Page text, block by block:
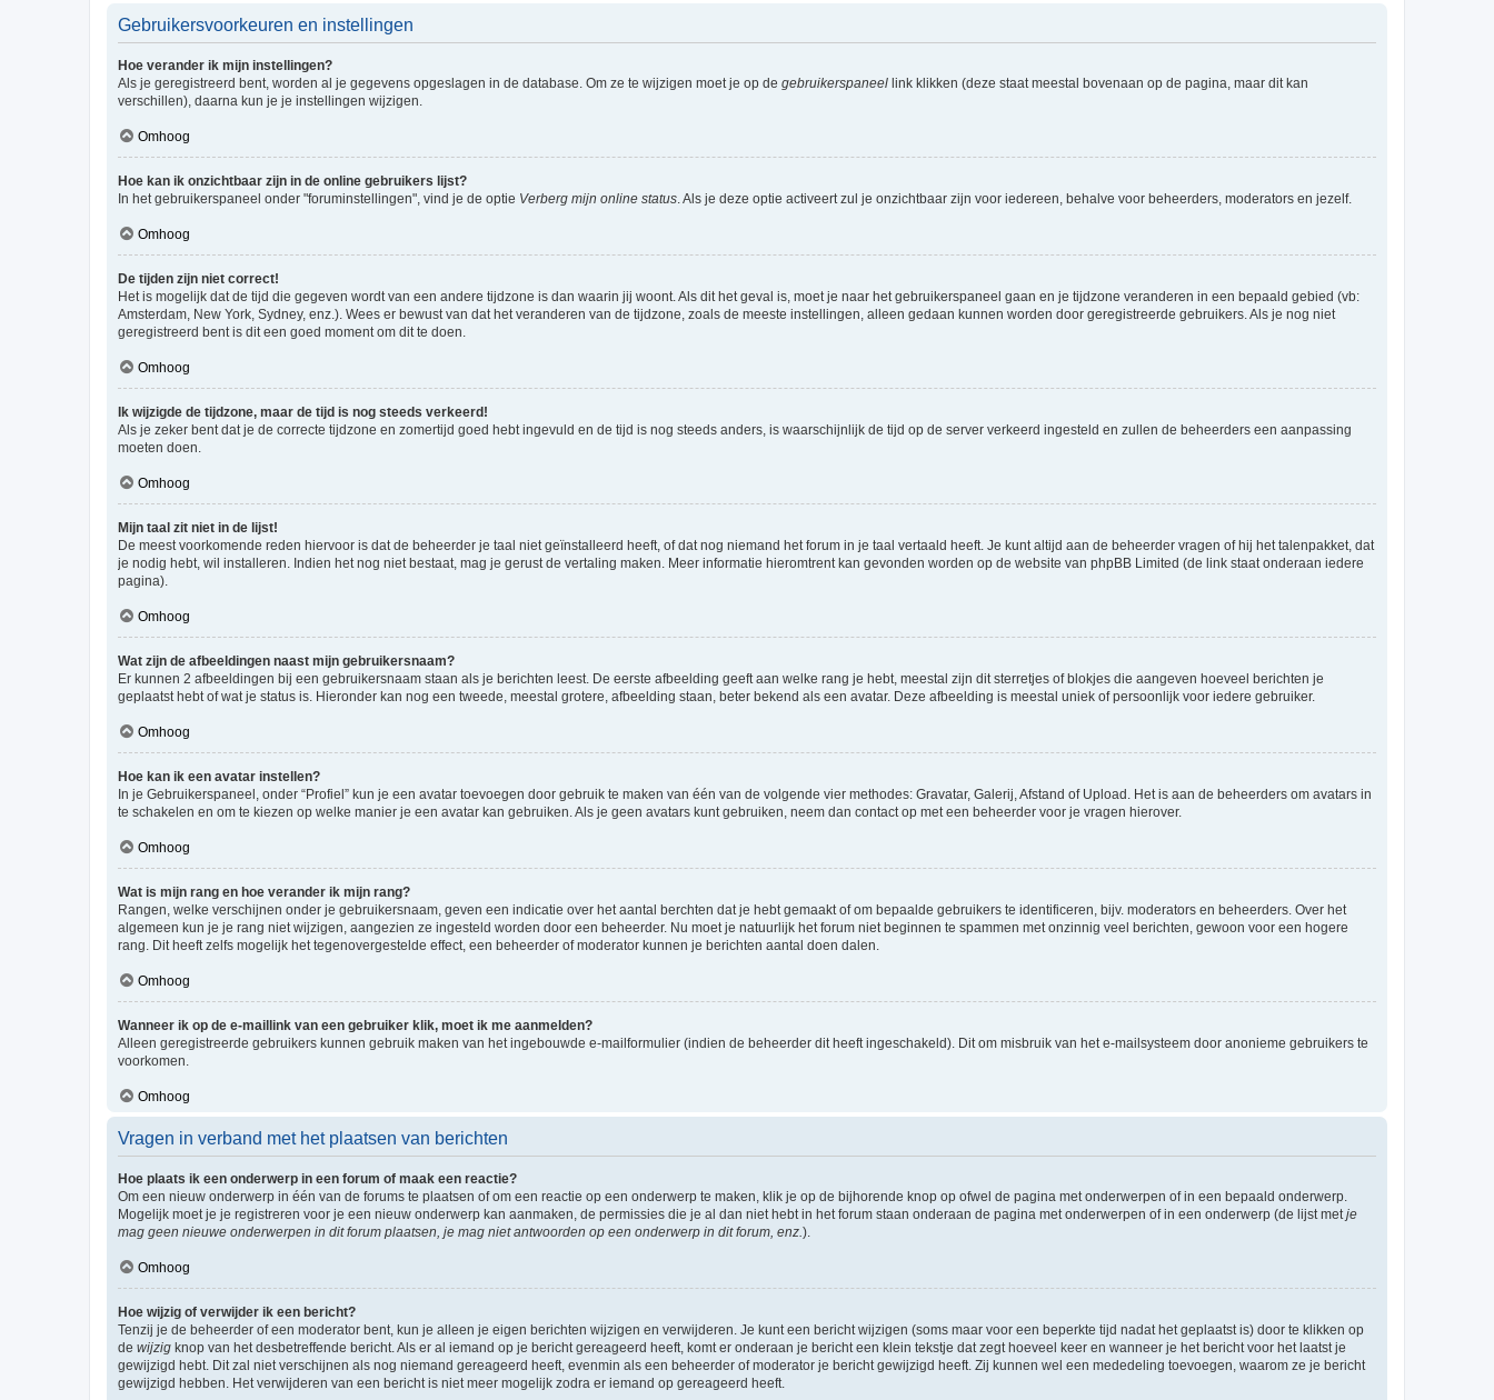
Gebruikersvoorkeuren en instellingen
Hoe verander ik mijn instellingen?
Als je geregistreerd bent, worden al je gegevens opgeslagen in de database. Om ze te wijzigen moet je op de gebruikerspaneel link klikken (deze staat meestal bovenaan op de pagina, maar dit kan
verschillen), daarna kun je je instellingen wijzigen.
Omhoog
Hoe kan ik onzichtbaar zijn in de online gebruikers lijst?
In het gebruikerspaneel onder "foruminstellingen", vind je de optie Verberg mijn online status . Als je deze optie activeert zul je onzichtbaar zijn voor iedereen, behalve voor beheerders, moderators en jezelf.
Omhoog
De tijden zijn niet correct!
Het is mogelijk dat de tijd die gegeven wordt van een andere tijdzone is dan waarin jij woont. Als dit het geval is, moet je naar het gebruikerspaneel gaan en je tijdzone veranderen in een bepaald gebied (vb:
Amsterdam, New York, Sydney, enz.). Wees er bewust van dat het veranderen van de tijdzone, zoals de meeste instellingen, alleen gedaan kunnen worden door geregistreerde gebruikers. Als je nog niet
geregistreerd bent is dit een goed moment om dit te doen.
Omhoog
Ik wijzigde de tijdzone, maar de tijd is nog steeds verkeerd!
Als je zeker bent dat je de correcte tijdzone en zomertijd goed hebt ingevuld en de tijd is nog steeds anders, is waarschijnlijk de tijd op de server verkeerd ingesteld en zullen de beheerders een aanpassing
moeten doen.
Omhoog
Mijn taal zit niet in de lijst!
De meest voorkomende reden hiervoor is dat de beheerder je taal niet geïnstalleerd heeft, of dat nog niemand het forum in je taal vertaald heeft. Je kunt altijd aan de beheerder vragen of hij het talenpakket, dat
je nodig hebt, wil installeren. Indien het nog niet bestaat, mag je gerust de vertaling maken. Meer informatie hieromtrent kan gevonden worden op de website van phpBB Limited (de link staat onderaan iedere
pagina).
Omhoog
Wat zijn de afbeeldingen naast mijn gebruikersnaam?
Er kunnen 2 afbeeldingen bij een gebruikersnaam staan als je berichten leest. De eerste afbeelding geeft aan welke rang je hebt, meestal zijn dit sterretjes of blokjes die aangeven hoeveel berichten je
geplaatst hebt of wat je status is. Hieronder kan nog een tweede, meestal grotere, afbeelding staan, beter bekend als een avatar. Deze afbeelding is meestal uniek of persoonlijk voor iedere gebruiker.
Omhoog
Hoe kan ik een avatar instellen?
In je Gebruikerspaneel, onder “Profiel” kun je een avatar toevoegen door gebruik te maken van één van de volgende vier methodes: Gravatar, Galerij, Afstand of Upload. Het is aan de beheerders om avatars in
te schakelen en om te kiezen op welke manier je een avatar kan gebruiken. Als je geen avatars kunt gebruiken, neem dan contact op met een beheerder voor je vragen hierover.
Omhoog
Wat is mijn rang en hoe verander ik mijn rang?
Rangen, welke verschijnen onder je gebruikersnaam, geven een indicatie over het aantal berchten dat je hebt gemaakt of om bepaalde gebruikers te identificeren, bijv. moderators en beheerders. Over het
algemeen kun je je rang niet wijzigen, aangezien ze ingesteld worden door een beheerder. Nu moet je natuurlijk het forum niet beginnen te spammen met onzinnig veel berichten, gewoon voor een hogere
rang. Dit heeft zelfs mogelijk het tegenovergestelde effect, een beheerder of moderator kunnen je berichten aantal doen dalen.
Omhoog
Wanneer ik op de e-maillink van een gebruiker klik, moet ik me aanmelden?
Alleen geregistreerde gebruikers kunnen gebruik maken van het ingebouwde e-mailformulier (indien de beheerder dit heeft ingeschakeld). Dit om misbruik van het e-mailsysteem door anonieme gebruikers te
voorkomen.
Omhoog
Vragen in verband met het plaatsen van berichten
Hoe plaats ik een onderwerp in een forum of maak een reactie?
Om een nieuw onderwerp in één van de forums te plaatsen of om een reactie op een onderwerp te maken, klik je op de bijhorende knop op ofwel de pagina met onderwerpen of in een bepaald onderwerp.
Mogelijk moet je je registreren voor je een nieuw onderwerp kan aanmaken, de permissies die je al dan niet hebt in het forum staan onderaan de pagina met onderwerpen of in een onderwerp (de lijst met je
mag geen nieuwe onderwerpen in dit forum plaatsen, je mag niet antwoorden op een onderwerp in dit forum, enz. ).
Omhoog
Hoe wijzig of verwijder ik een bericht?
Tenzij je de beheerder of een moderator bent, kun je alleen je eigen berichten wijzigen en verwijderen. Je kunt een bericht wijzigen (soms maar voor een beperkte tijd nadat het geplaatst is) door te klikken op
de wijzig knop van het desbetreffende bericht. Als er al iemand op je bericht gereageerd heeft, komt er onderaan je bericht een klein tekstje dat zegt hoeveel keer en wanneer je het bericht voor het laatst je
gewijzigd hebt. Dit zal niet verschijnen als nog niemand gereageerd heeft, evenmin als een beheerder of moderator je bericht gewijzigd heeft. Zij kunnen wel een mededeling toevoegen, waarom ze je bericht
gewijzigd hebben. Het verwijderen van een bericht is niet meer mogelijk zodra er iemand op gereageerd heeft.